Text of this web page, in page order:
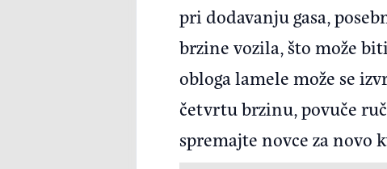
pri dodavanju gasa,
brzine vozila, što može
obloga lamele može se
četvrtu brzinu, povuče
spremajte novce za novo